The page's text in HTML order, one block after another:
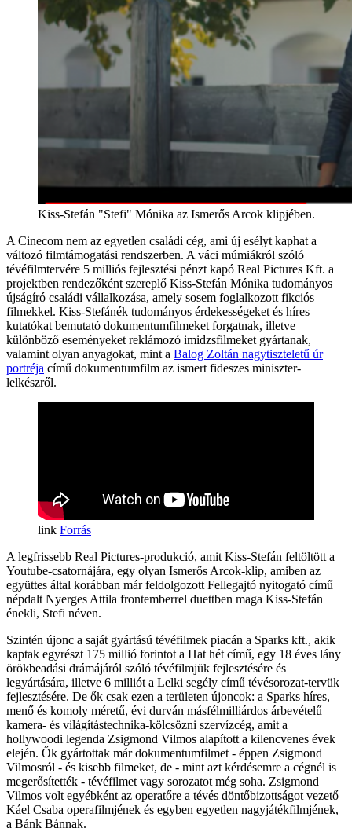
Kiss-Stefán "Stefi" Mónika az Ismerős Arcok klipjében.
A Cinecom nem az egyetlen családi cég, ami új esélyt kaphat a
változó filmtámogatási rendszerben. A váci múmiákról szóló
tévéfilmtervére 5 milliós fejlesztési pénzt kapó Real Pictures Kft. a
projektben rendezőként szereplő Kiss-Stefán Mónika tudományos
újságíró családi vállalkozása, amely sosem foglalkozott fikciós
filmekkel. Kiss-Stefánék tudományos érdekességeket és híres
kutatókat bemutató dokumentumfilmeket forgatnak, illetve
különböző eseményeket reklámozó imidzsfilmeket gyártanak,
valamint olyan anyagokat, mint a Balog Zoltán nagytiszteletű úr
portréja című dokumentumfilm az ismert fideszes miniszter-
lelkészről.
Forrás
A legfrissebb Real Pictures-produkció, amit Kiss-Stefán feltöltött a
Youtube-csatornájára, egy olyan Ismerős Arcok-klip, amiben az
együttes által korábban már feldolgozott Fellegajtó nyitogató című
népdalt Nyerges Attila frontemberrel duettben maga Kiss-Stefán
énekli, Stefi néven.
Szintén újonc a saját gyártású tévéfilmek piacán a Sparks kft., akik
kaptak egyrészt 175 millió forintot a Hat hét című, egy 18 éves lány
örökbeadási drámájáról szóló tévéfilmjük fejlesztésére és
legyártására, illetve 6 milliót a Lelki segély című tévésorozat-tervük
fejlesztésére. De ők csak ezen a területen újoncok: a Sparks híres,
menő és komoly méretű, évi durván másfélmilliárdos árbevételű
kamera- és világítástechnika-kölcsözni szervízcég, amit a
hollywoodi legenda Zsigmond Vilmos alapított a kilencvenes évek
elején. Ők gyártottak már dokumentumfilmet - éppen Zsigmond
Vilmosról - és kisebb filmeket, de - mint azt kérdésemre a cégnél is
megerősítették - tévéfilmet vagy sorozatot még soha. Zsigmond
Vilmos volt egyébként az operatőre a tévés döntőbizottságot vezető
Káel Csaba operafilmjének és egyben egyetlen nagyjátékfilmjének,
a Bánk Bánnak.